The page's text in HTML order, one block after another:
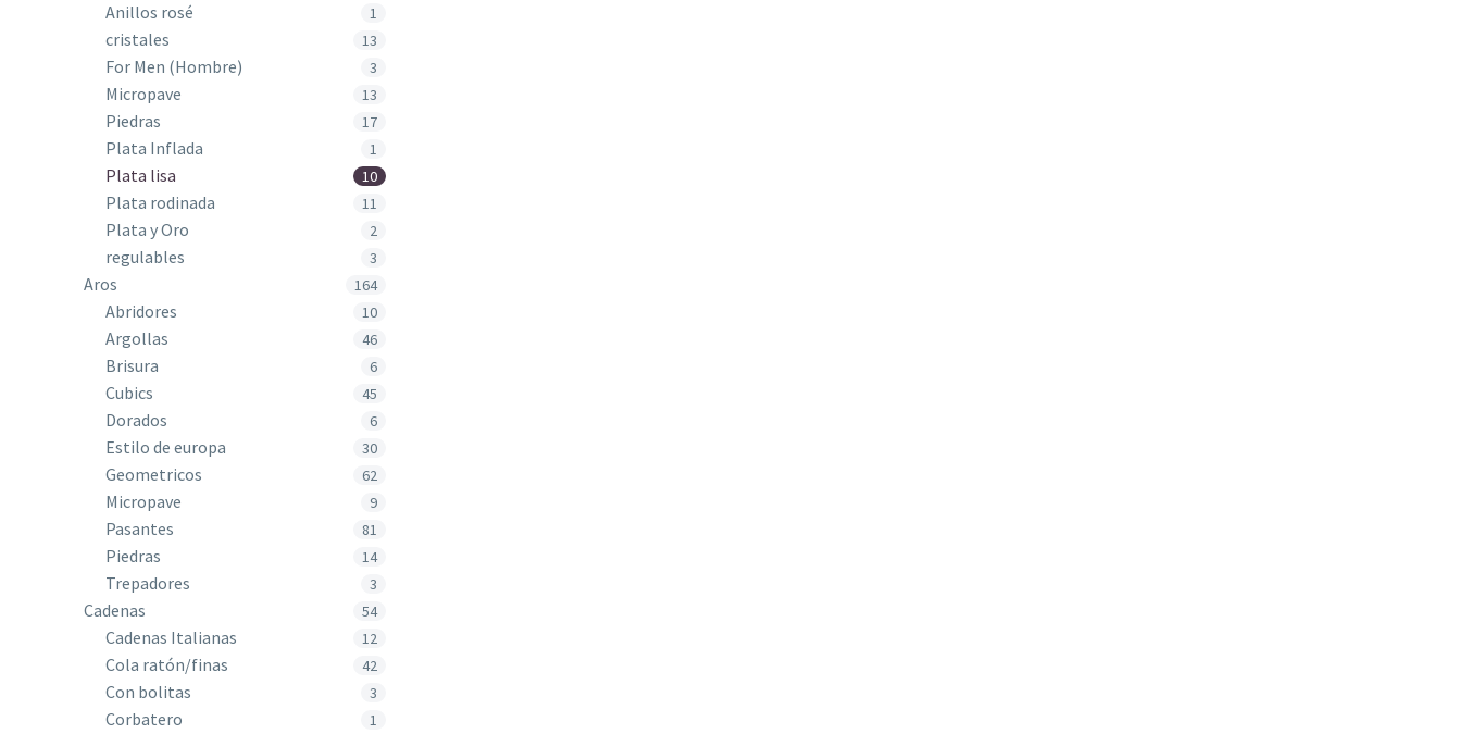
Anillos rosé 1
cristales 13
For Men (Hombre) 3
Micropave 13
Piedras 17
Plata Inflada 1
Plata lisa 10
Plata rodinada 11
Plata y Oro 2
regulables 3
Aros 164
Abridores 10
Argollas 46
Brisura 6
Cubics 45
Dorados 6
Estilo de europa 30
Geometricos 62
Micropave 9
Pasantes 81
Piedras 14
Trepadores 3
Cadenas 54
Cadenas Italianas 12
Cola ratón/finas 42
Con bolitas 3
Corbatero 1